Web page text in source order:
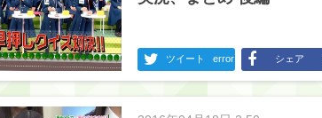
ツイート error シェア